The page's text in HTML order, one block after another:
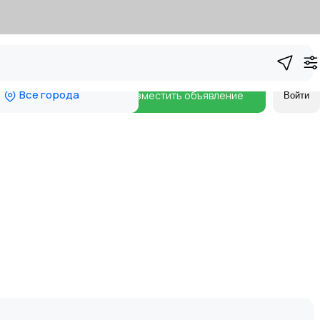
Все города Разместить объявление Войти